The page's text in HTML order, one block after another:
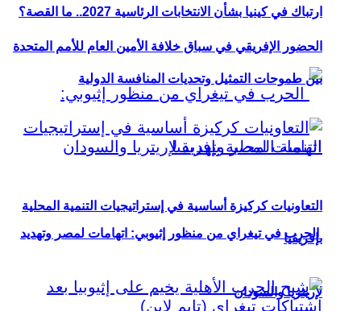
ارتباك في كينيا بشأن الانتخابات الرئاسية 2027.. ما القصة؟
الحرب في تيغراي من منظور إثيوبي: اتهامات لمصر وتهديد
لإريتريا والسودان
الحضور الإفريقي في سباق خلافة الأمين العام للأمم المتحدة
بين طموحات التمثيل وتحديات المنافسة الدولية
التعاونيات كركيزة أساسية في إستراتيجيات التنمية المحلية
بإفريقيا